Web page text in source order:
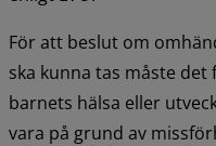
För att beslut om
ska kunna tas måste
barnets hälsa eller
vara på grund av